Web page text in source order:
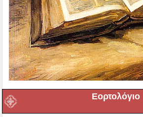
Εορτολόγιο